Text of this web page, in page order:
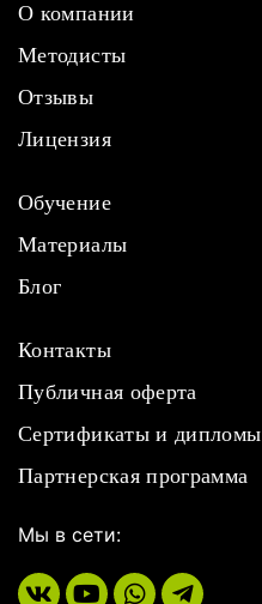
О компании
Методисты
Отзывы
Лицензия
Обучение
Материалы
Блог
Контакты
Публичная оферта
Сертификаты и дипломы
Партнерская программа
Мы в сети: